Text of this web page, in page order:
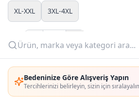
Bedeninize Göre Alışveriş Yapın
Tercihlerinizi belirleyin, sizin için
Yeni Gelenler
Giriş Yap
Üye Ol
XL-XXL 3XL-4XL
Adet:
Sepete Ekle
Şimdi Al